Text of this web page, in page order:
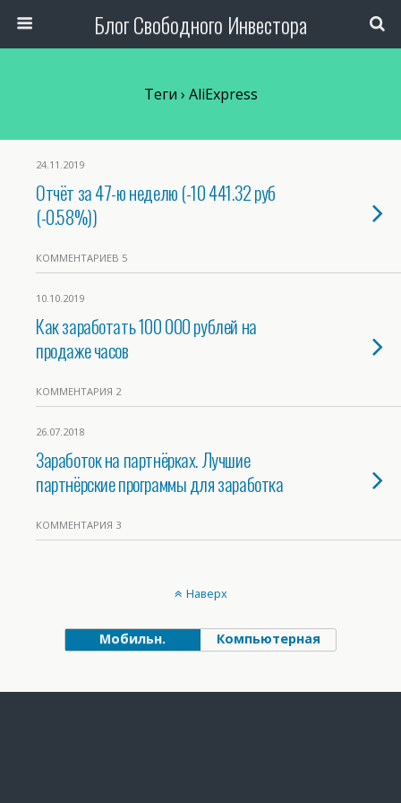
Блог Свободного Инвестора
Теги › AliExpress
24.11.2019
Отчёт за 47-ю неделю (-10 441.32 руб
(-0.58%))
КОММЕНТАРИЕВ 5
10.10.2019
Как заработать 100 000 рублей на
продаже часов
КОММЕНТАРИЯ 2
26.07.2018
Заработок на партнёрках. Лучшие
партнёрские программы для заработка
КОММЕНТАРИЯ 3
Наверх
Мобильн. Компьютерная